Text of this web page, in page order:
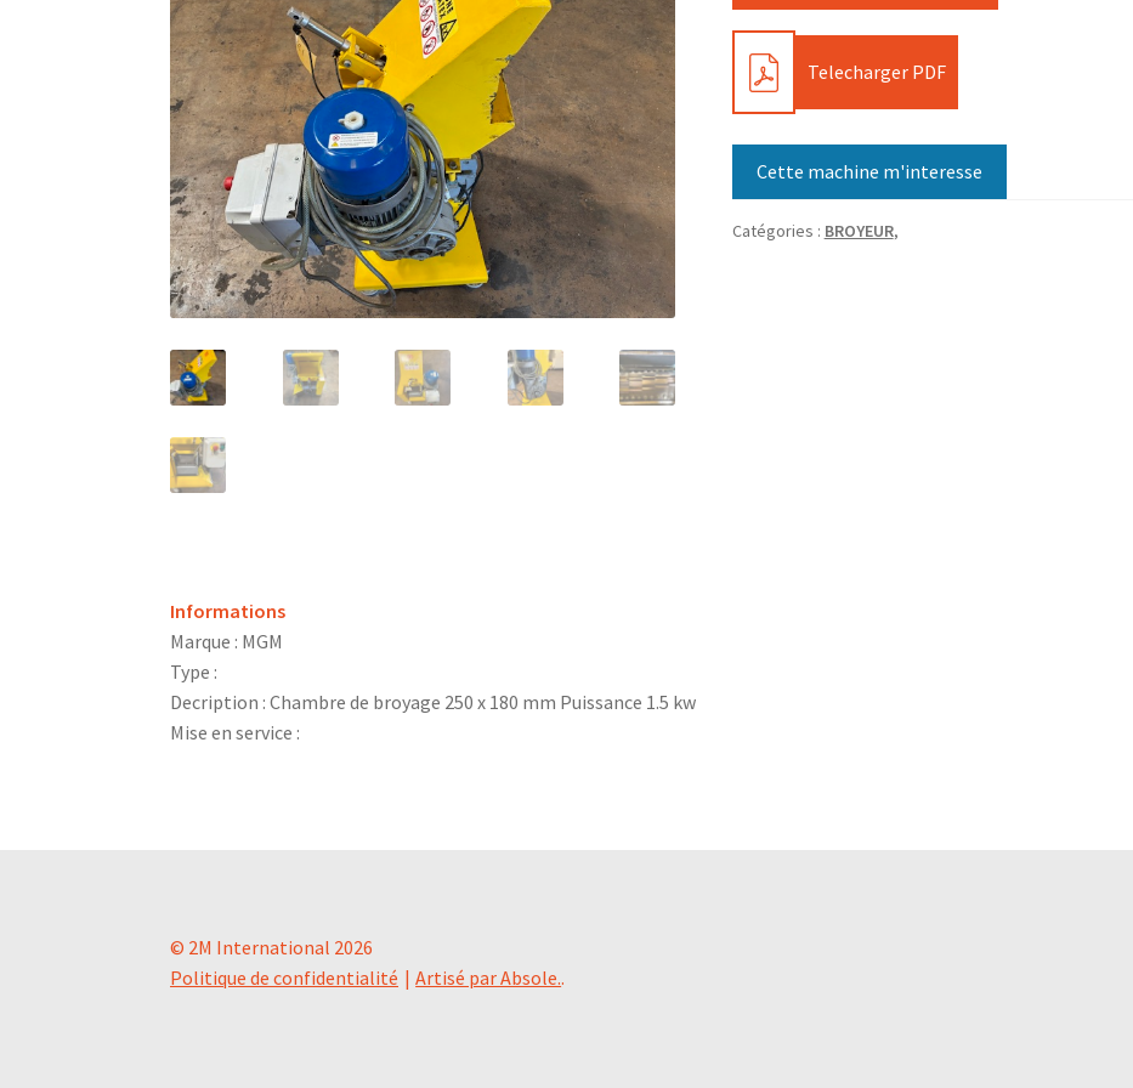
PDF Telecharger PDF
Cette machine m'interesse
Catégories : BROYEUR,
Informations
Marque : MGM
Type :
Decription : Chambre de broyage 250 x 180 mm Puissance 1.5 kw
Mise en service :
© 2M International 2026
Politique de confidentialité
Artisé par Absole..